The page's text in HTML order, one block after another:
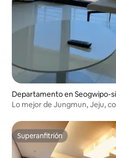
Departamento en Seogwipo-si
Lo mejor de Jungmun, Jeju,
Superanfitrión
Superanfitrión